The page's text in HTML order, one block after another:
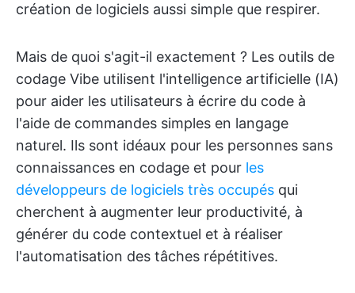
création de logiciels aussi simple que respirer.
Mais de quoi s'agit-il exactement ? Les outils de
codage Vibe utilisent l'intelligence artificielle (IA)
pour aider les utilisateurs à écrire du code à
l'aide de commandes simples en langage
naturel. Ils sont idéaux pour les personnes sans
connaissances en codage et pour les
développeurs de logiciels très occupés qui
cherchent à augmenter leur productivité, à
générer du code contextuel et à réaliser
l'automatisation des tâches répétitives.